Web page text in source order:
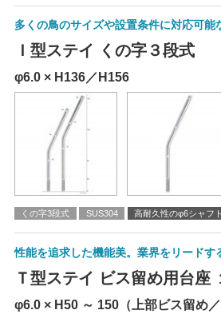
多くの鳥のサイズや設置条件に対応可能
Ｉ型ステイ くの字３段式
φ6.0 × H136／H156
くの字3段式 SUS304 高耐久性のφ6シャフト
性能を追求した機能美。業界をリードす
Ｔ型ステイ ビス留め用台座
φ6.0 × H50 ～ 150（上部ビス留め／